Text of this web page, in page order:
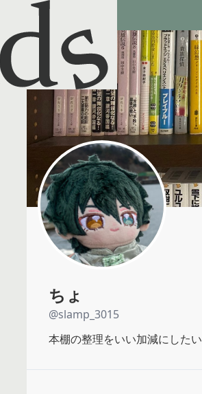
ちょ
@slamp_3015
本棚の整理をいい加減にしたい